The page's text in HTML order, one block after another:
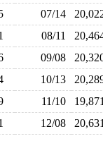
07/14
08/11
09/08
10/13
11/10
12/08